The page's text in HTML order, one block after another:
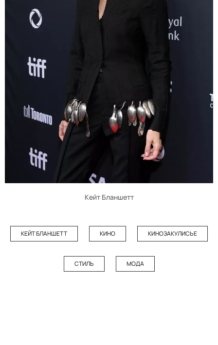
Кейт Бланшетт
КЕЙТ БЛАНШЕТТ КИНО КИНОЗАКУЛИСЬЕ
СТИЛЬ МОДА